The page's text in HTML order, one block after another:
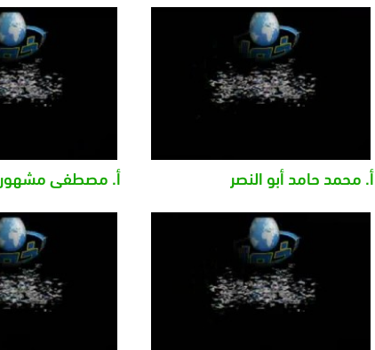
أ. محمد حامد أبو النصر أ. مصطفى مشهور